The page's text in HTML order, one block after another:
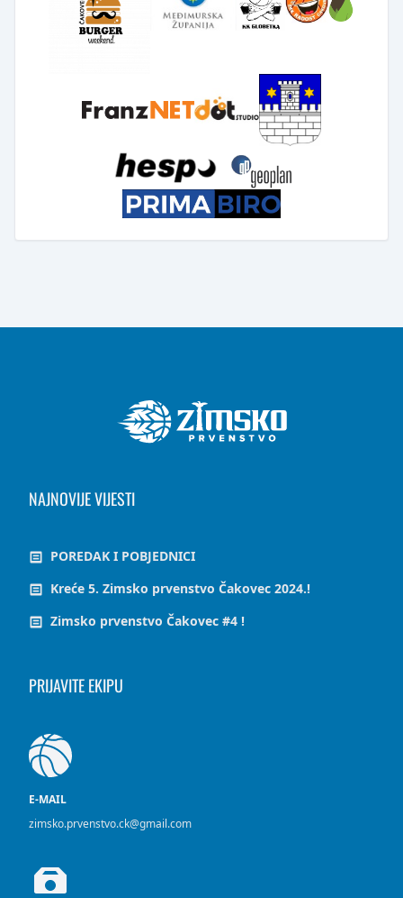
NAJNOVIJE VIJESTI
POREDAK I POBJEDNICI
Kreće 5. Zimsko prvenstvo Čakovec 2024.!
Zimsko prvenstvo Čakovec #4 !
PRIJAVITE EKIPU
E-MAIL
zimsko.prvenstvo.ck@gmail.com